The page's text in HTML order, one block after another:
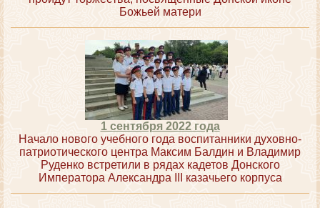
Божьей матери
1 сентября 2022 года
Начало нового учебного года воспитанники духовно-
патриотического центра Максим Балдин и Владимир
Руденко встретили в рядах кадетов Донского
Императора Александра III казачьего корпуса